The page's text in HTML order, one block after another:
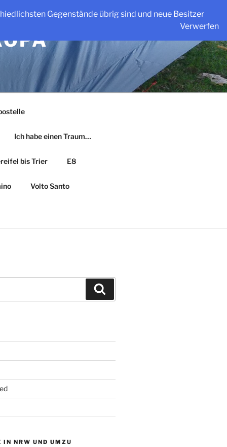
Gegenstände übrig sind und neue Besitzer
Verwerfen
Ich habe einen Traum…
bis Trier E8
Volto Santo
IN NRW UND UMZU